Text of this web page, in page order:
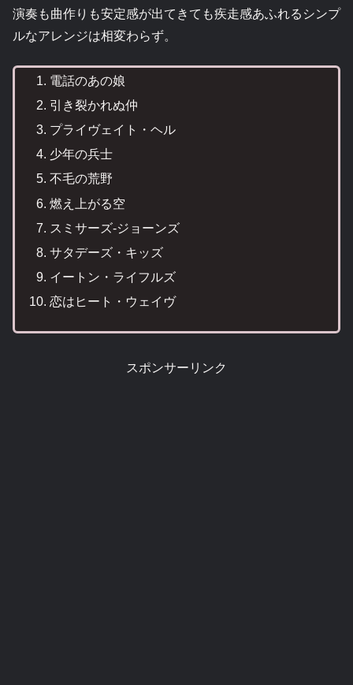
演奏も曲作りも安定感が出てきても疾走感あふれるシンプ
ルなアレンジは相変わらず。
電話のあの娘
引き裂かれぬ仲
プライヴェイト・ヘル
少年の兵士
不毛の荒野
燃え上がる空
スミサーズ-ジョーンズ
サタデーズ・キッズ
イートン・ライフルズ
恋はヒート・ウェイヴ
スポンサーリンク